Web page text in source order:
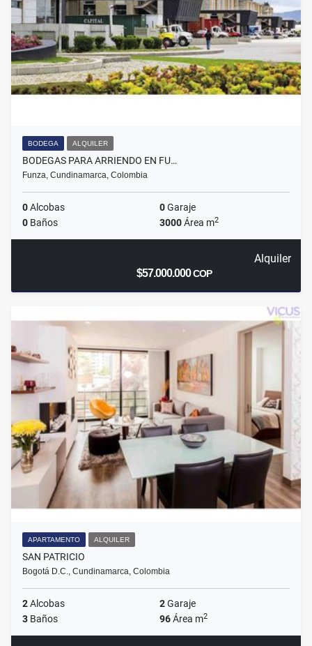
BODEGA ALQUILER
BODEGAS PARA ARRIENDO EN FU…
Funza, Cundinamarca, Colombia
0Alcobas 0Garaje
0 Baños 3000Área m2
Alquiler
$57.000.000COP
APARTAMENTO ALQUILER
SAN PATRICIO
Bogotá D.C., Cundinamarca, Colombia
2Alcobas 2Garaje
3 Baños 96Área m2